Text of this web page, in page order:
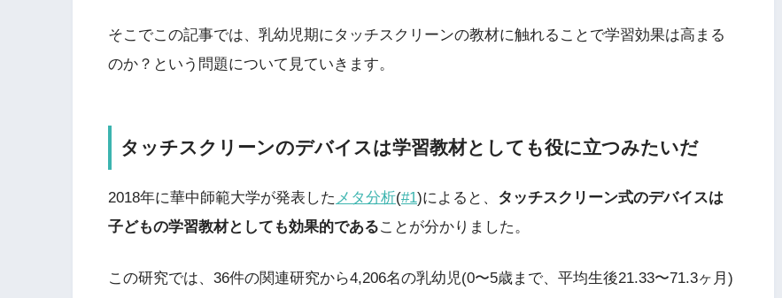
そこでこの記事では、乳幼児期にタッチスクリーンの教材に触れることで学習効果は高まる
のか？という問題について見ていきます。
タッチスクリーンのデバイスは学習教材としても役に立つみたいだ
2018年に華中師範大学が発表した メタ分析(#1)によると、 タッチスクリーン式のデバイスは
子どもの学習教材としても効果的であることが分かりました。
この研究では、36件の関連研究から4,206名の乳幼児(0〜5歳まで、平均生後21.33〜71.3ヶ月)